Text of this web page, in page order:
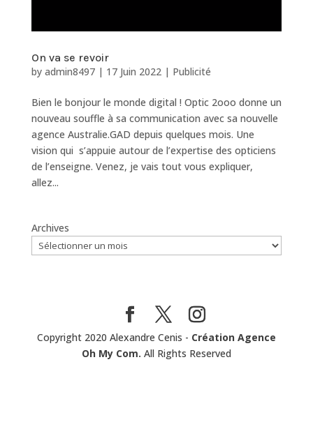
On va se revoir
by admin8497| 17 Juin 2022| Publicité
Bien le bonjour le monde digital ! Optic 2ooo donne un
nouveau souffle à sa communication avec sa nouvelle
agence Australie.GAD depuis quelques mois. Une
vision qui s’appuie autour de l’expertise des opticiens
de l’enseigne. Venez, je vais tout vous expliquer,
allez...
Archives
Copyright 2020 Alexandre Cenis - Création Agence
Oh My Com. All Rights Reserved